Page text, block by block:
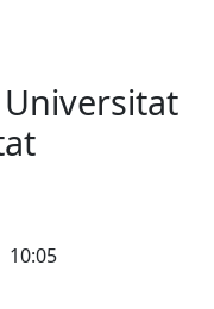
Universitat
10:05